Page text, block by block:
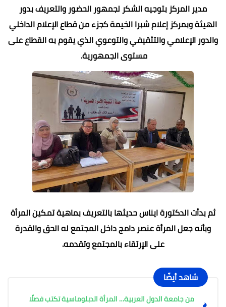
مدير المركز بتوجيه الشكر لجمهور الحضور والتعريف بدور
الهيئة وبمركز إعلام شبرا الخيمة كجزء من قطاع الإعلام الداخلي
والدور الإعلامي والتثقيفي والتوعوي الذي يقوم به القطاع على
مستوى الجمهورية.
ثم بدأت الدكتورة ايناس حديثها بالتعريف بماهية تمكين المرأة
وبأنه جعل المرأة عنصر دامج داخل المجتمع له الحق والقدرة
على الإرتقاء بالمجتمع وتقدمه.
شاهد أيضًا
من جامعة الدول العربية… المرأة الدبلوماسية تكتب فصلًا